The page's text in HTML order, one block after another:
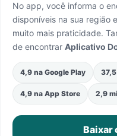
No app, você informa o
disponíveis na sua região
muito mais praticidade.
de encontrar Aplicativo
4,9 na Google Play
4,9 na App Store 2,9
Baixar